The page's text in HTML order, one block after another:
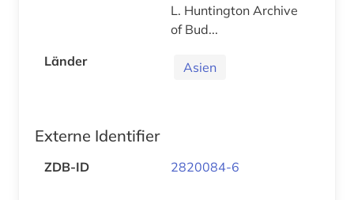
L. Huntington Archive
of Bud...
Länder
Asien
Externe Identifier
ZDB-ID 2820084-6